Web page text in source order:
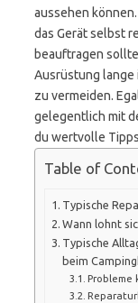
aussehen
das Gerät selbst
beauftragen
Ausrüstung lange
zu vermeiden.
gelegentlich mit
du wertvolle
Table of
Typische
Wann lohnt
Typische
beim
Probleme